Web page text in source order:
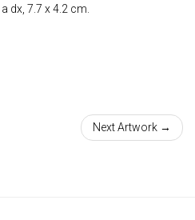
dx, 7.7 x 4.2 cm.
Next Artwork →